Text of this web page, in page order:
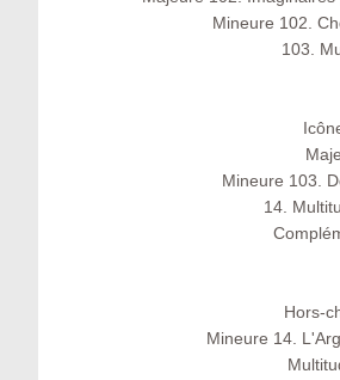
Mineure 102.
103.
Mineure 103.
14.
Hors-
Mineure 14.